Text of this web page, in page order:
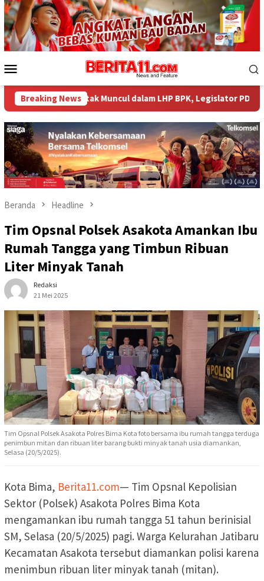
Loncat
ke
konten
Mobile
Breaking News
tak Muncul dalam LHP BPK, Legislator PDI Perjuangan
Beranda Headline
Tim Opsnal Polsek Asakota Amankan Ibu
Rumah Tangga yang Timbun Ribuan
Liter Minyak Tanah
Redaksi
21 Mei 2025
Tim Opsnal Polsek Asakota Polres Bima Kota foto bersama ibu rumah tangga terduga
penimbun mitan dan ribuan liter barang bukti minyak tanah usia diamankan,
Selasa (20/5/2025).
Kota Bima, Berita11.com— Tim Opsnal Kepolisian
Sektor (Polsek) Asakota Polres Bima Kota
mengamankan ibu rumah tangga 51 tahun berinisial
SM, Selasa (20/5/2025) pagi. Warga Kelurahan Jatibaru
Kecamatan Asakota tersebut diamankan polisi karena
menimbun ribuan liter minyak tanah (mitan).